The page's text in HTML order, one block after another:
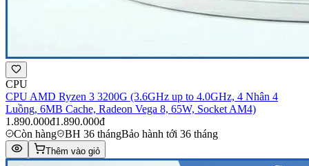
CPU
CPU AMD Ryzen 3 3200G (3.6GHz up to 4.0GHz, 4 Nhân 4
Luồng, 6MB Cache, Radeon Vega 8, 65W, Socket AM4)
1.890.000đ1.890.000đ
Còn hàng
BH 36 thángBảo hành tới 36 tháng
Thêm vào giỏ